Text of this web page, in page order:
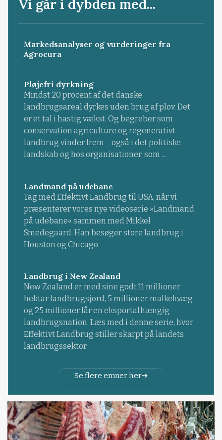
Vi går i dybden med...
Markedsanalyser og vurderinger fra
Agrocura
Pløjefri dyrkning
Mindst 20 procent af det danske
landbrugsareal dyrkes uden brug af plov. Det
er et tal i hastig vækst. Og begreber som
conservation agriculture og regenerativt
landbrug vinder frem – også i det politiske
landskab og hos organisationer, som ...
Landmand på udebane
Tag med Effektivt Landbrug til USA, når vi
præsenterer vores nye videoserie »Landmand
på udebane« sammen med Mikkel
Smedegaard. Han besøger store landbrug i
Houston og Chicago.
Landbrug i New Zealand
New Zealand er med sine godt 11 millioner
hektar landbrugsjord, 5 millioner malkekvæg
og 25 millioner får en eksportafhængig
landbrugsnation. Læs med i denne serie, hvor
Effektivt Landbrug stiller skarpt på landets
landbrugssektor.
Se flere emner her